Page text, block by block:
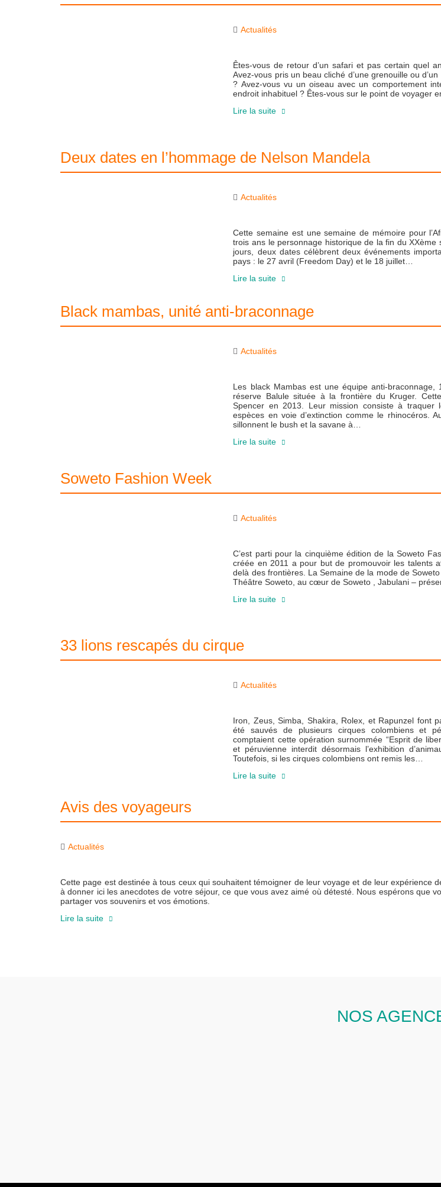
Actualités
Êtes-vous de retour d’un safari et pas certain quel
Avez-vous pris un beau cliché d’une grenouille ou
? Avez-vous vu un oiseau avec un comportement
endroit inhabituel ? Êtes-vous sur le point de voyager
Lire la suite
Deux dates en l’hommage de Nelson Mandela
Actualités
Cette semaine est une semaine de mémoire pour
trois ans le personnage historique de la fin du XXème
jours, deux dates célèbrent deux événements
pays : le 27 avril (Freedom Day) et le 18 juillet…
Lire la suite
Black mambas, unité anti-braconnage
Actualités
Les black Mambas est une équipe anti-braconnage,
réserve Balule située à la frontière du Kruger.
Spencer en 2013. Leur mission consiste à traquer
espèces en voie d’extinction comme le rhinocéros.
sillonnent le bush et la savane à…
Lire la suite
Soweto Fashion Week
Actualités
C’est parti pour la cinquième édition de la Soweto
créée en 2011 a pour but de promouvoir les talents
delà des frontières. La Semaine de la mode de
Théâtre Soweto, au cœur de Soweto , Jabulani –
Lire la suite
33 lions rescapés du cirque
Actualités
Iron, Zeus, Simba, Shakira, Rolex, et Rapunzel font
été sauvés de plusieurs cirques colombiens et
comptaient cette opération surnommée “Esprit de
et péruvienne interdit désormais l’exhibition
Toutefois, si les cirques colombiens ont remis les…
Lire la suite
Avis des voyageurs
Actualités
Cette page est destinée à tous ceux qui souhaitent témoigner de leur voyage et de leur expérience
à donner ici les anecdotes de votre séjour, ce que vous avez aimé où détesté. Nous espérons que
partager vos souvenirs et vos émotions.
Lire la suite
NOS